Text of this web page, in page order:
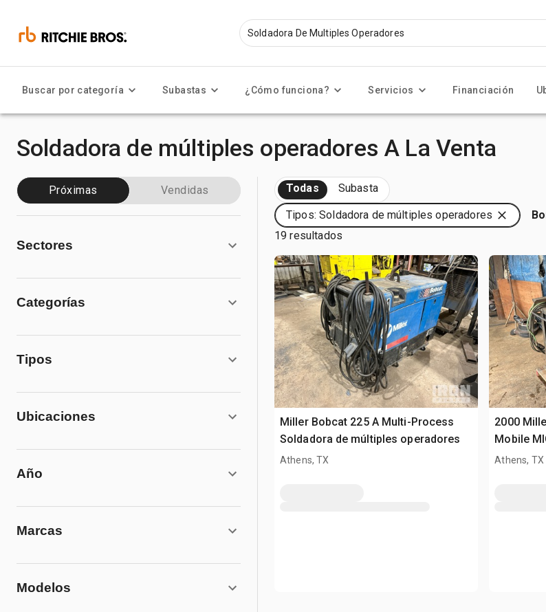
Buscar por categoría Subastas ¿Cómo funciona? Servicios Financiación
Soldadora de múltiples operadores A La Venta
Próximas Vendidas
Sectores
Categorías
Tipos
Ubicaciones
Año
Marcas
Modelos
Todas Subasta
Tipos: Soldadora de múltiples operadores
19 resultados
Miller Bobcat 225 A Multi-Process
Soldadora de múltiples operadores
Athens, TX
2000
Mobile
Athens, TX